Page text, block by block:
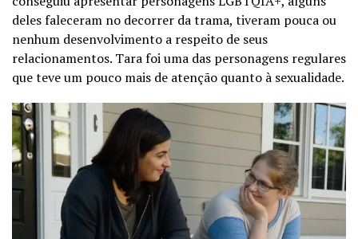
deles faleceram no decorrer da trama, tiveram pouca ou
nenhum desenvolvimento a respeito de seus
relacionamentos. Tara foi uma das personagens regulares
que teve um pouco mais de atenção quanto à sexualidade.